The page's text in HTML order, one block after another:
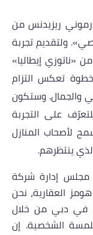
ريزيدنس من
ولتقديم تجربة
«ناتوزي إيطاليا»
تعكس التزام
والجمال. وستكون
على التجربة
لأصحاب المنازل
ينتظرهم.
إدارة شركة
العقارية، نحن
في دبي من خلال
الشخصية. إن